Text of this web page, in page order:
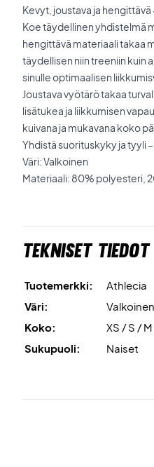
Kevyt, joustava ja
Koe täydellinen yhdistelmä
hengittävä materiaali takaa
täydellisen niin treeniin kuin
sinulle optimaalisen
Joustava vyötärö takaa
lisätukea ja liikkumisen
kuivana ja mukavana koko
Yhdistä suorituskyky ja tyyli
Väri: Valkoinen
Materiaali: 80% polyesteri,
Tekniset tiedot
Tuotemerkki:
Athlecia
Väri:
Valkoinen
Koko:
XS / S /
Sukupuoli:
Naiset